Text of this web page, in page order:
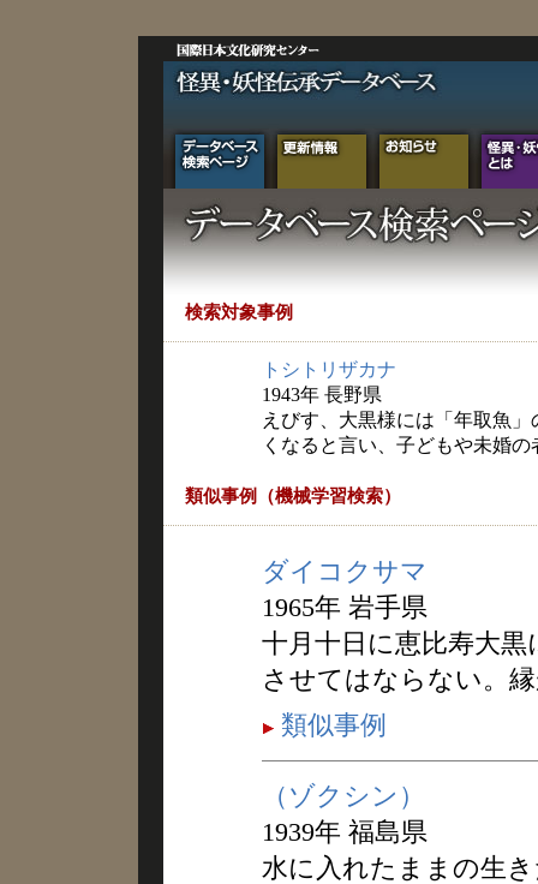
検索対象事例
トシトリザカナ
1943年 長野県
えびす、大黒様には「年取魚
くなると言い、子どもや未婚
類似事例（機械学習検索）
ダイコクサマ
1965年 岩手県
十月十日に恵比寿大
させてはならない。
類似事例
（ゾクシン）
1939年 福島県
水に入れたままの生